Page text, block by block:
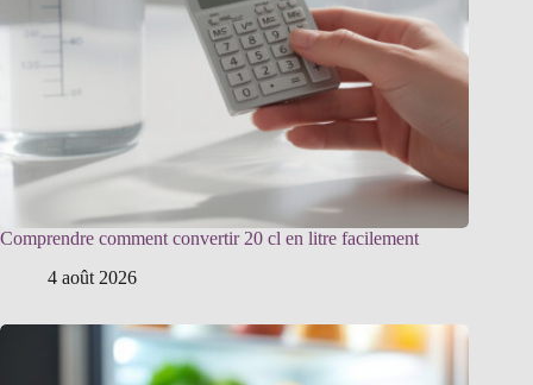
Comprendre comment convertir 20 cl en litre facilement
4 août 2026